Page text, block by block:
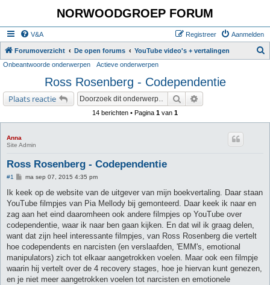
NORWOODGROEP FORUM
V&A Aanmelden
Registreer
Forumoverzicht De open forums YouTube video's + vertalingen
Onbeantwoorde onderwerpen Actieve onderwerpen
Ross Rosenberg - Codependentie
Plaats reactie Zoek
14 berichten • Pagina 1 van 1
Anna
Site Admin
Ross Rosenberg - Codependentie
#1
B
r
c
h
ma sep 07, 2015 4:35 pm
Ik keek op de website van de uitgever van mijn boekvertaling. Daar staan
YouTube filmpjes van Pia Mellody bij gemonteerd. Daar keek ik naar en
zag aan het eind daaromheen ook andere filmpjes op YouTube over
codependentie, waar ik naar ben gaan kijken. En dat wil ik graag delen,
want dat zijn heel interessante filmpjes, van Ross Rosenberg die vertelt
hoe codependents en narcisten (en verslaafden, 'EMM's, emotional
manipulators) zich tot elkaar aangetrokken voelen. Maar ook een filmpje
waarin hij vertelt over de 4 recovery stages, hoe je hiervan kunt genezen,
en je niet meer aangetrokken voelen tot narcisten en emotionele